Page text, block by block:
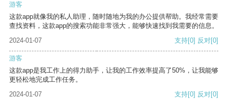
游客
这款app就像我的私人助理，随时随地为我的办公提供帮助。我经常需要
查找资料，这款app的搜索功能非常强大，能够快速找到我需要的信息。
2024-01-07
支持[0] 反对[0]
游客
这款app是我工作上的得力助手，让我的工作效率提高了50%，让我能够
更轻松地完成工作任务。
2024-01-07
支持[0] 反对[0]